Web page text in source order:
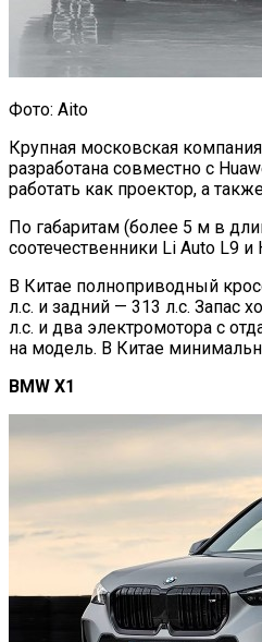
Фото: Aito
Крупная московская
разработана совместно с
работать как проектор, а
По габаритам (более 5 м в
соотечественники Li Auto L9 и
В Китае полноприводный
л.с. и задний — 313 л.с. Запас
л.с. и два электромотора с
на модель. В Китае
BMW X1